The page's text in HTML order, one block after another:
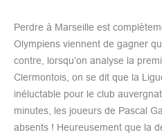
Perdre à Marseille est
Olympiens viennent de gagner
contre, lorsqu’on analyse la
Clermontois, on se dit que la
inéluctable pour le club
minutes, les joueurs de Pascal
absents ! Heureusement que la